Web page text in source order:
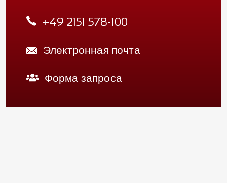
+49 2151 578-100
Электронная почта
Форма запроса